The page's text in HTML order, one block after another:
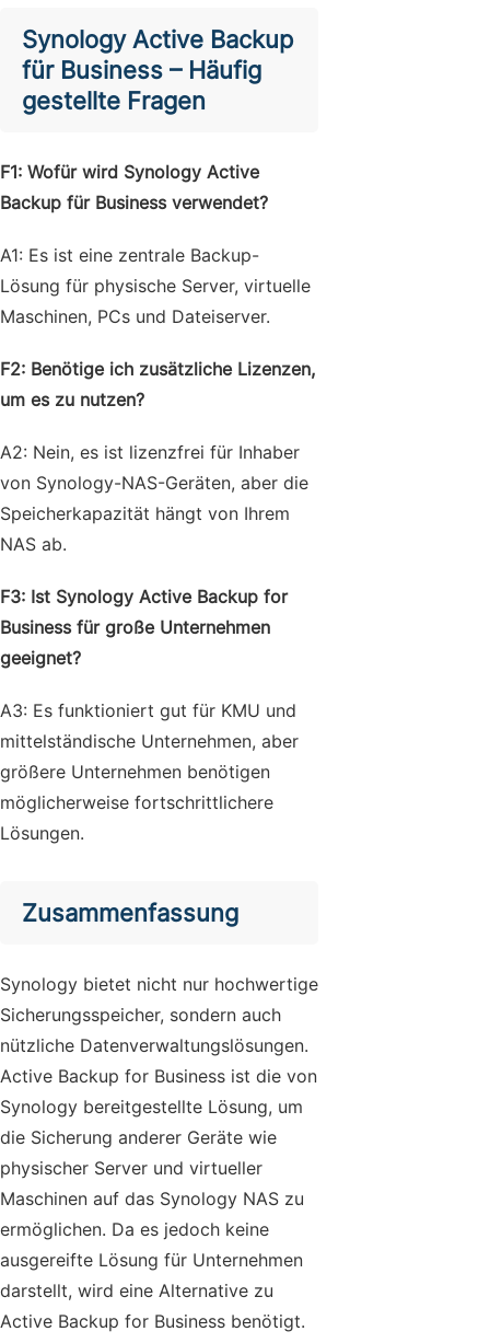
Synology Active Backup
für Business – Häufig
gestellte Fragen
F1: Wofür wird Synology Active
Backup für Business verwendet?
A1: Es ist eine zentrale Backup-
Lösung für physische Server, virtuelle
Maschinen, PCs und Dateiserver.
F2: Benötige ich zusätzliche Lizenzen,
um es zu nutzen?
A2: Nein, es ist lizenzfrei für Inhaber
von Synology-NAS-Geräten, aber die
Speicherkapazität hängt von Ihrem
NAS ab.
F3: Ist Synology Active Backup for
Business für große Unternehmen
geeignet?
A3: Es funktioniert gut für KMU und
mittelständische Unternehmen, aber
größere Unternehmen benötigen
möglicherweise fortschrittlichere
Lösungen.
Zusammenfassung
Synology bietet nicht nur hochwertige
Sicherungsspeicher, sondern auch
nützliche Datenverwaltungslösungen.
Active Backup for Business ist die von
Synology bereitgestellte Lösung, um
die Sicherung anderer Geräte wie
physischer Server und virtueller
Maschinen auf das Synology NAS zu
ermöglichen. Da es jedoch keine
ausgereifte Lösung für Unternehmen
darstellt, wird eine Alternative zu
Active Backup for Business benötigt.